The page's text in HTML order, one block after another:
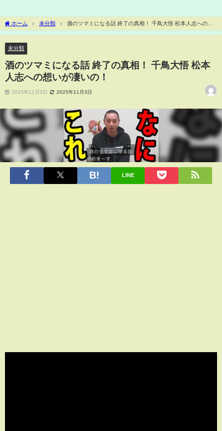
ホーム 未分類
酒のツマミになる話 終了の真相！ 千鳥大悟 松本人志への想
いが凄いの！
未分類
酒のツマミになる話 終了の真相！ 千鳥大悟 松本
人志への想いが凄いの！
2025年11月3日 2025年11月3日
LINE